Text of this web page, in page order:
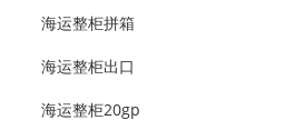
海运整柜拼箱
海运整柜出口
海运整柜20gp